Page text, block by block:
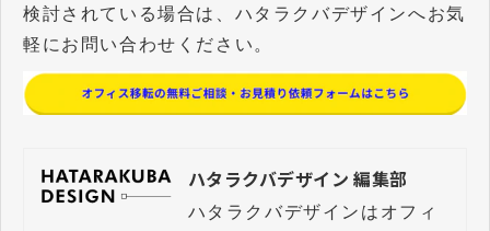
検討されている場合は、ハタラクバデザインへお気
軽にお問い合わせください。
ハタラクバデザイン 編集部
ハタラクバデザインはオフィ